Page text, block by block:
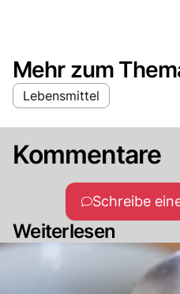
Mehr zum
Lebensmittel
Kommentare
Schreibe
Weiterlesen